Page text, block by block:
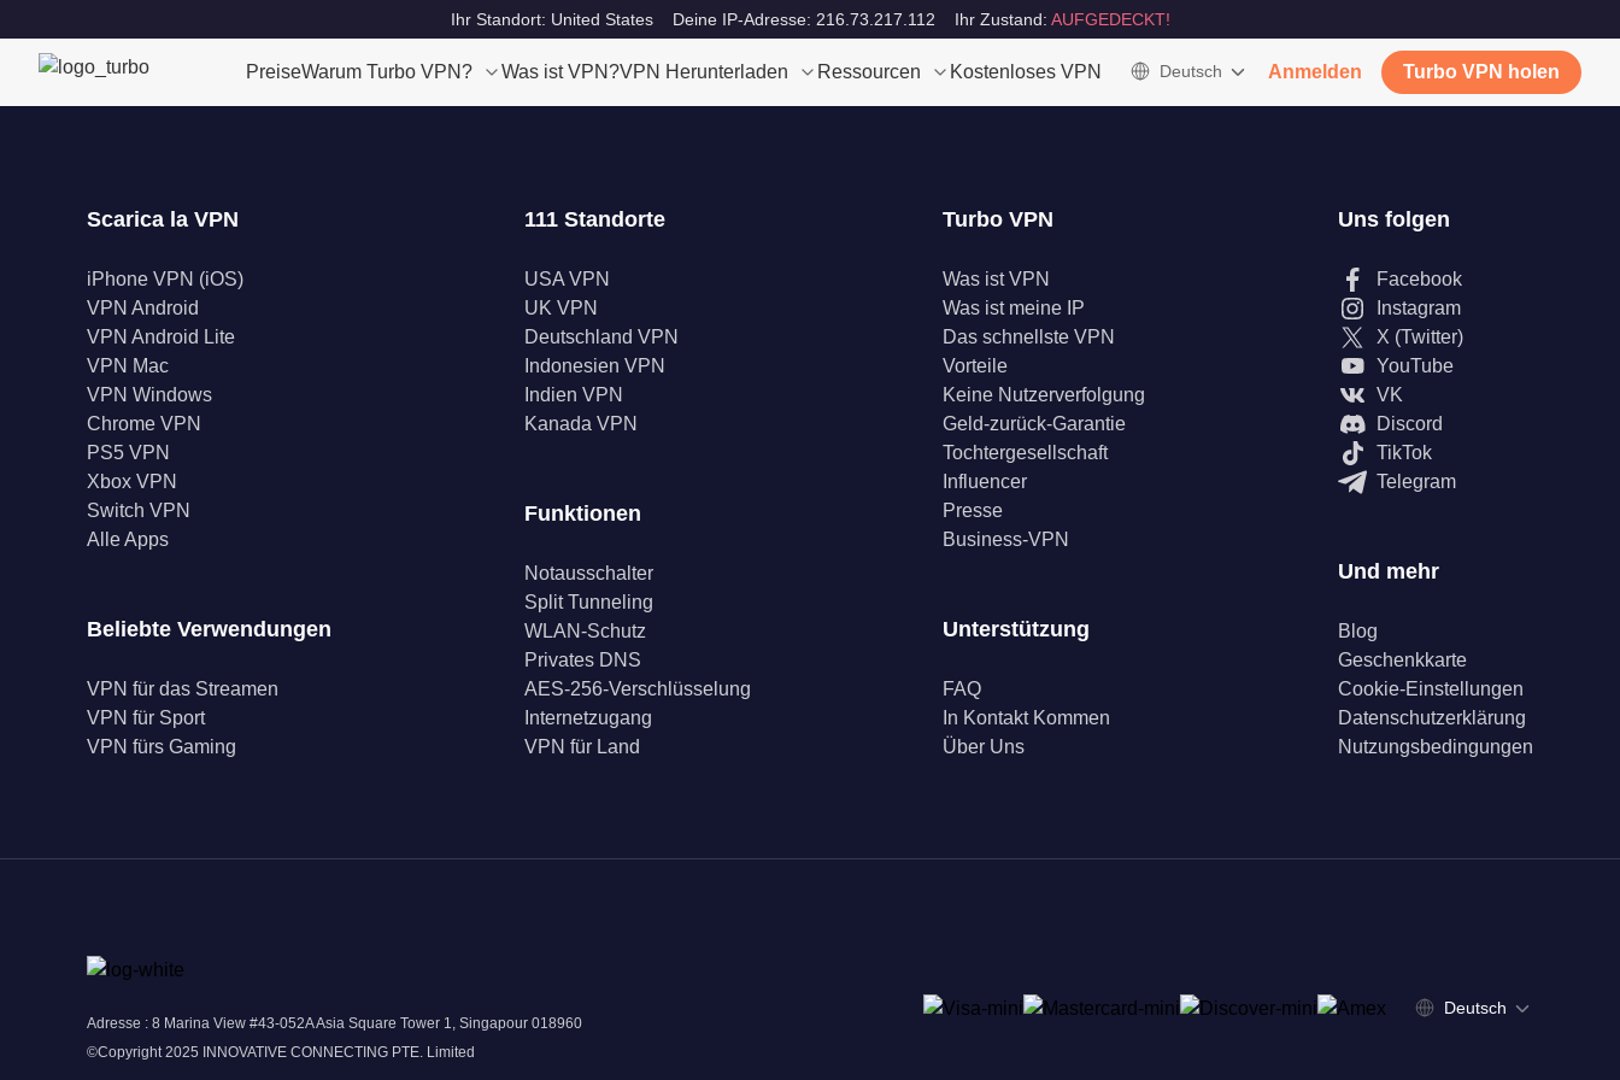
Ihr Standort: United States Deine IP-Adresse: 216.73.217.112 Ihr Zustand: AUFGEDECKT!
PreiseWarum Turbo VPN? Was ist VPN?VPN Herunterladen Ressourcen Kostenloses VPN Deutsch Anmelden Turbo VPN holen
Scarica la VPN
iPhone VPN (iOS)
VPN Android
VPN Android Lite
VPN Mac
VPN Windows
Chrome VPN
PS5 VPN
Xbox VPN
Switch VPN
Alle Apps
Beliebte Verwendungen
VPN für das Streamen
VPN für Sport
VPN fürs Gaming
111 Standorte
USA VPN
UK VPN
Deutschland VPN
Indonesien VPN
Indien VPN
Kanada VPN
Funktionen
Notausschalter
Split Tunneling
WLAN-Schutz
Privates DNS
AES-256-Verschlüsselung
Internetzugang
VPN für Land
Turbo VPN
Was ist VPN
Was ist meine IP
Das schnellste VPN
Vorteile
Keine Nutzerverfolgung
Geld-zurück-Garantie
Tochtergesellschaft
Influencer
Presse
Business-VPN
Unterstützung
FAQ
In Kontakt Kommen
Über Uns
Uns folgen
Facebook
Instagram
X (Twitter)
YouTube
VK
Discord
TikTok
Telegram
Und mehr
Blog
Geschenkkarte
Cookie-Einstellungen
Datenschutzerklärung
Nutzungsbedingungen
Adresse : 8 Marina View #43-052A Asia Square Tower 1, Singapour 018960
©Copyright 2025 INNOVATIVE CONNECTING PTE. Limited
Deutsch